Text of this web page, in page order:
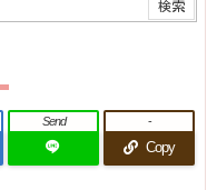
Send
Copy
-